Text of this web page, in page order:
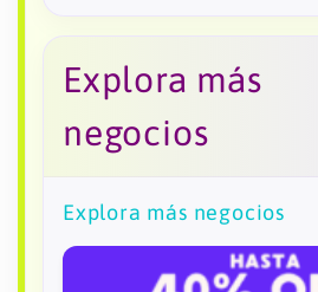
Explora más
negocios
Explora más negocios